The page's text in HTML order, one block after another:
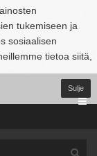
tukemiseen ja
sosiaalisen
tietoa siitä,
Sulje